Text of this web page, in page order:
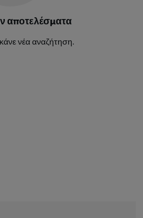
αποτελέσματα
νέα αναζήτηση.